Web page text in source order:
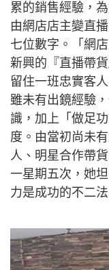
累的銷售經驗，
由網店店主變直
七位數字。「網
新興的『直播帶
留住一班忠實客
雖未有出鏡經驗
識，加上「做足
度。由當初尚未
人、明星合作帶
一星期五次，她
力是成功的不二法